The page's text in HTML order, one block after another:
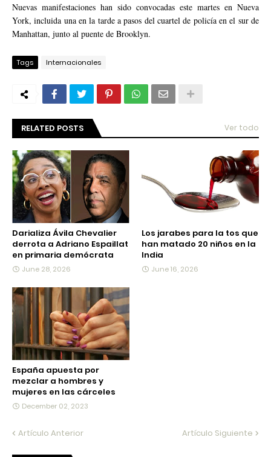
Nuevas manifestaciones han sido convocadas este martes en Nueva
York, incluida una en la tarde a pasos del cuartel de policía en el sur de
Manhattan, junto al puente de Brooklyn.
Tags Internacionales
RELATED POSTS Ver todo
Darializa Ávila Chevalier
derrota a Adriano Espaillat
en primaria demócrata
June 28, 2026
Los jarabes para la tos que
han matado 20 niños en la
India
June 16, 2026
España apuesta por
mezclar a hombres y
mujeres en las cárceles
December 02, 2023
Artículo Anterior Artículo Siguiente